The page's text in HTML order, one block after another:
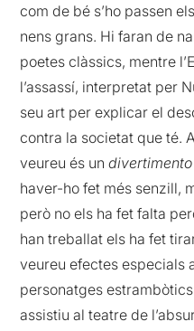
com de bé s’ho passen
nens grans. Hi faran de
poetes clàssics, mentre
l’assassí, interpretat per
seu art per explicar el
contra la societat que té.
veureu és undivertimento
haver-ho fet més senzill,
però no els ha fet falta
han treballat els ha fet
veureu efectes especials
personatges
assistiu al teatre de